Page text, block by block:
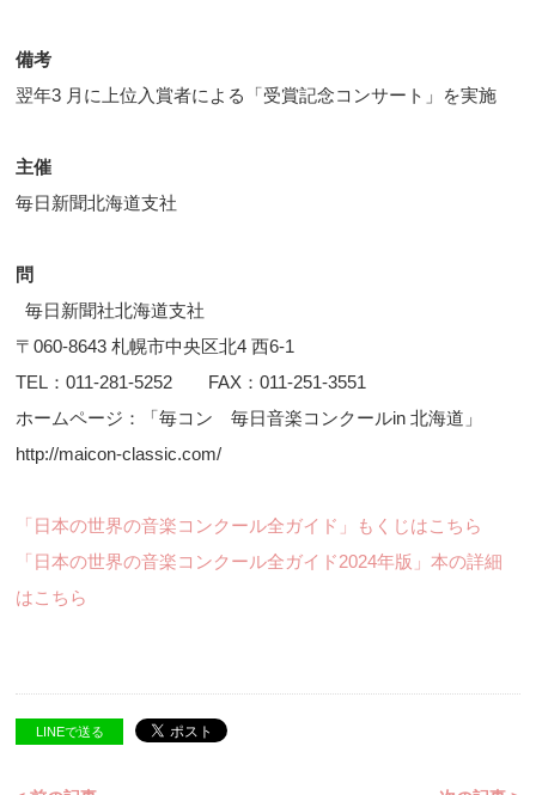
備考
翌年3 月に上位入賞者による「受賞記念コンサート」を実施
主催
毎日新聞北海道支社
問
毎日新聞社北海道支社
〒060-8643 札幌市中央区北4 西6-1
TEL：011-281-5252 FAX：011-251-3551
ホームページ：「毎コン 毎日音楽コンクールin 北海道」
http://maicon-classic.com/
「日本の世界の音楽コンクール全ガイド」もくじはこちら
「日本の世界の音楽コンクール全ガイド2024年版」本の詳細
はこちら
LINEで送る